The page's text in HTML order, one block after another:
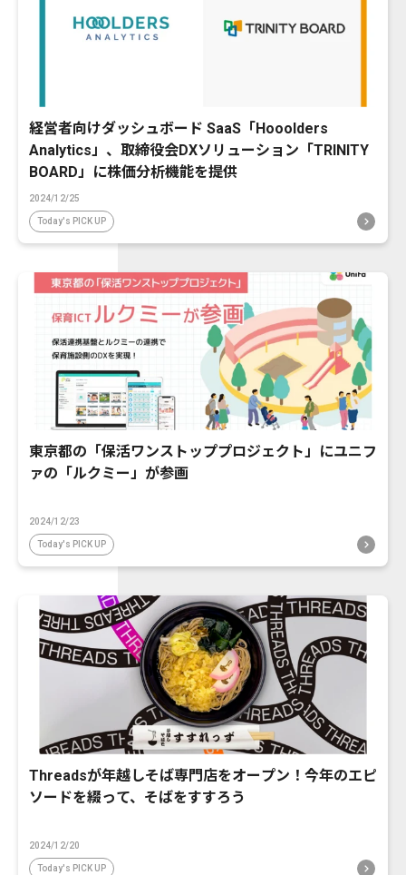
経営者向けダッシュボード SaaS「Hooolders
Analytics」、取締役会DXソリューション「TRINITY
BOARD」に株価分析機能を提供
2024/12/25
Today's PICK UP
東京都の「保活ワンストッププロジェクト」にユニフ
ァの「ルクミー」が参画
2024/12/23
Today's PICK UP
Threadsが年越しそば専門店をオープン！今年のエピ
ソードを綴って、そばをすすろう
2024/12/20
Today's PICK UP